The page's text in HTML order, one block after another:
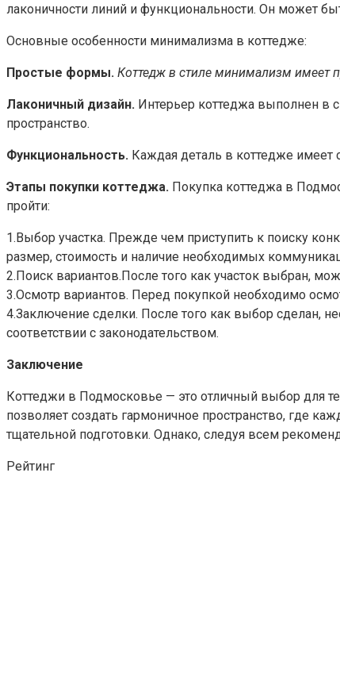
лаконичности линий и функциональности. Он может
Основные особенности минимализма в коттедже:
Простые формы. Коттедж в стиле минимализм имеет
Лаконичный дизайн. Интерьер коттеджа выполнен в
пространство.
Функциональность. Каждая деталь в коттедже имеет
Этапы покупки коттеджа. Покупка коттеджа в
пройти:
1.Выбор участка. Прежде чем приступить к поиску
размер, стоимость и наличие необходимых
2.Поиск вариантов.После того как участок выбран,
3.Осмотр вариантов. Перед покупкой необходимо
4.Заключение сделки. После того как выбор сделан,
соответствии с законодательством.
Заключение
Коттеджи в Подмосковье — это отличный выбор для
позволяет создать гармоничное пространство, где
тщательной подготовки. Однако, следуя всем
Рейтинг